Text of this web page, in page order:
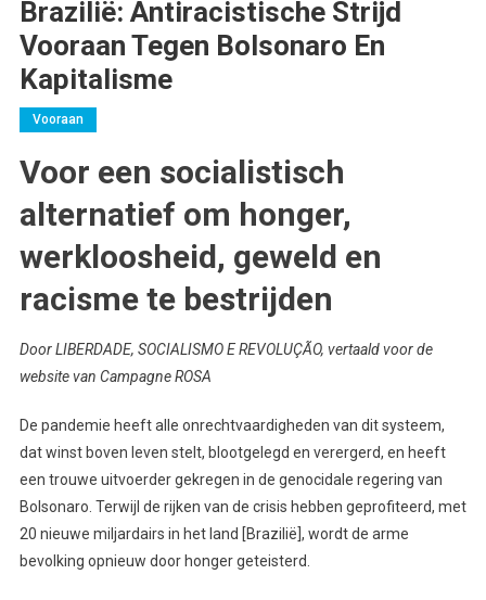
Brazilië: Antiracistische Strijd
Vooraan Tegen Bolsonaro En
Kapitalisme
Vooraan
Voor een socialistisch
alternatief om honger,
werkloosheid, geweld en
racisme te bestrijden
Door LIBERDADE, SOCIALISMO E REVOLUÇÃO, vertaald voor de
website van Campagne ROSA
De pandemie heeft alle onrechtvaardigheden van dit systeem,
dat winst boven leven stelt, blootgelegd en verergerd, en heeft
een trouwe uitvoerder gekregen in de genocidale regering van
Bolsonaro. Terwijl de rijken van de crisis hebben geprofiteerd, met
20 nieuwe miljardairs in het land [Brazilië], wordt de arme
bevolking opnieuw door honger geteisterd.